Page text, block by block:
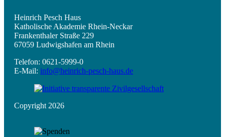
Heinrich Pesch Haus
Katholische Akademie Rhein-Neckar
Frankenthaler Straße 229
67059 Ludwigshafen am Rhein
Telefon: 0621-5999-0
E-Mail: info@heinrich-pesch-haus.de
Copyright 2026